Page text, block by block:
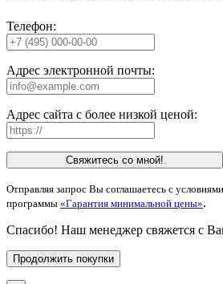
Телефон:
Адрес электронной почты:
Адрес сайта с более низкой ценой:
Свяжитесь со мной!
Отправляя запрос Вы соглашаетесь с условиями
программы «Гарантия минимальной цены».
Спасибо! Наш менеджер свяжется с
Продолжить покупки